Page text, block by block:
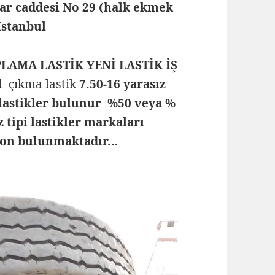
caddesi No 29 (halk ekmek
LASTİK YENİ LASTİK İŞ
çıkma lastik7.50-16 yarasız
bulunur %50 veya %
tipi lastikler markaları
bulunmaktadır…